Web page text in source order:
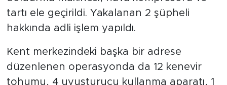
tartı ele geçirildi. Yakalanan 2 şüpheli
hakkında adli işlem yapıldı.
Kent merkezindeki başka bir adrese
düzenlenen operasyonda da 12 kenevir
tohumu, 4 uyuşturucu kullanma aparatı, 1